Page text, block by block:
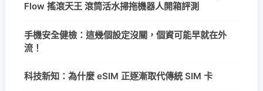
Flow 搖滾天王 滾筒活水掃拖機器人開箱評測
手機安全健檢：這幾個設定沒關，個資可能早就在外
流！
科技新知：為什麼 eSIM 正逐漸取代傳統 SIM 卡